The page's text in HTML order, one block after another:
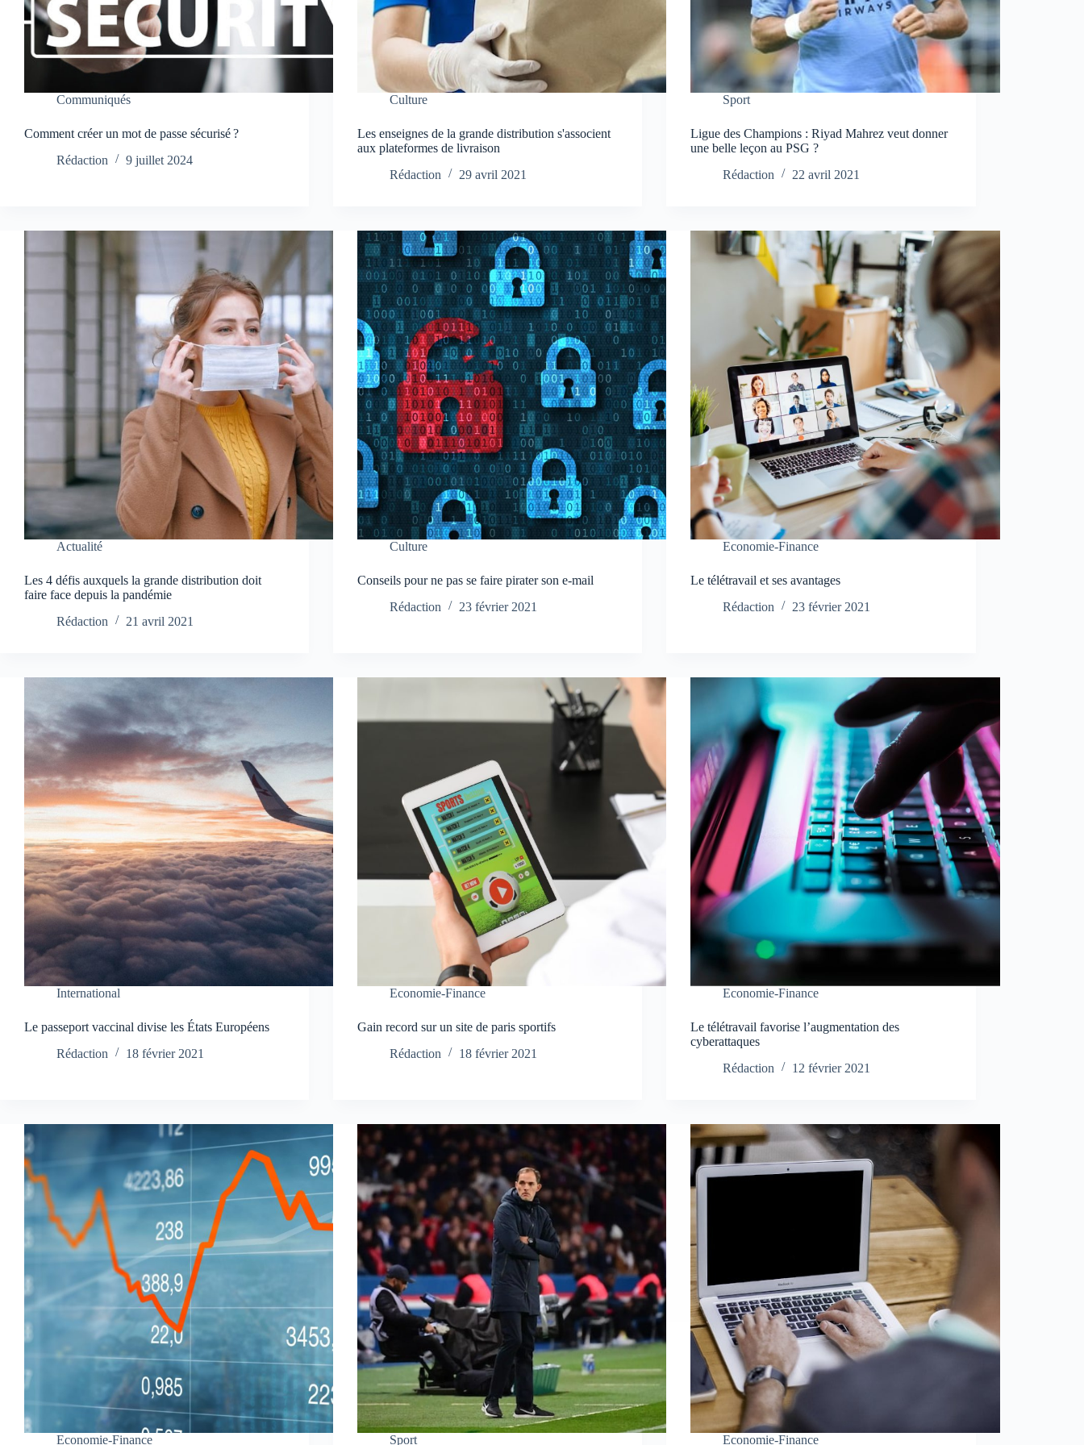
Communiqués
Comment créer un mot de passe sécurisé ?
Rédaction
9 juillet 2024
Culture
Les enseignes de la grande distribution s'associent
aux plateformes de livraison
Rédaction
29 avril 2021
Sport
Ligue des Champions : Riyad Mahrez veut donner
une belle leçon au PSG ?
Rédaction
22 avril 2021
Actualité
Les 4 défis auxquels la grande distribution doit
faire face depuis la pandémie
Rédaction
21 avril 2021
Culture
Conseils pour ne pas se faire pirater son e-mail
Rédaction
23 février 2021
Economie-Finance
Le télétravail et ses avantages
Rédaction
23 février 2021
International
Le passeport vaccinal divise les États Européens
Rédaction
18 février 2021
Economie-Finance
Gain record sur un site de paris sportifs
Rédaction
18 février 2021
Economie-Finance
Le télétravail favorise l’augmentation des
cyberattaques
Rédaction
12 février 2021
Economie-Finance Sport Economie-Finance